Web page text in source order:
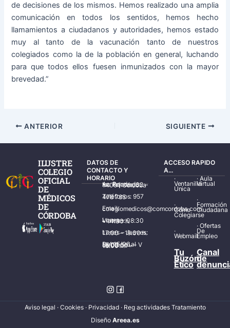
de decisiones de los mismos. Hemos realizado una amplia
comunicación en todos los sentidos, hemos hecho
llamamientos a ciudadanos y autoridades, hemos estado
muy al tanto de la vacunación tanto de nuestros
colegiados como la de la población en general, luchando
para que todos ellos fuesen inmunizados con la mayor
brevedad.”
ANTERIOR SIGUIENTE
ILUSTRE
COLEGIO
OFICIAL
DE
MÉDICOS
DE
CÓRDOBA
DATOS DE
CONTACTO Y
HORARIO
Av. Ronda de los Tejares, 32 – 14001 Córdoba
Teléfonos: 957 478 785
Email: colegiomedicos@comcordoba.com
Lunes – Viernes: 08:30 – 14:30 h.
Lunes – Jueves: 17:00 – 19:30 h.
Del 15/06 al 15/09 de L – V de 08:00 – 15:00 h.
ACCESO RAPIDO
A...
·
Ventanilla
Única
·
Cómo
Colegiarse
·
Webmail
·Aula
Virtual
·
Formación
Ciudadana
·Ofertas
De
Empleo
Tu
Buzón
Ético
Canal
de
Aviso legal · Cookies· Privacidad · Reg actividades Tratamiento
Diseño Areea.es